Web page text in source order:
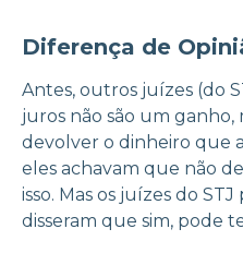
Diferença de
Antes, outros juízes (do
juros não são um ganho,
devolver o dinheiro que
eles achavam que não
isso. Mas os juízes do
disseram que sim, pode